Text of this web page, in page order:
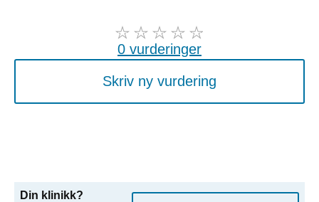
0 vurderinger
Skriv ny vurdering
Din klinikk?